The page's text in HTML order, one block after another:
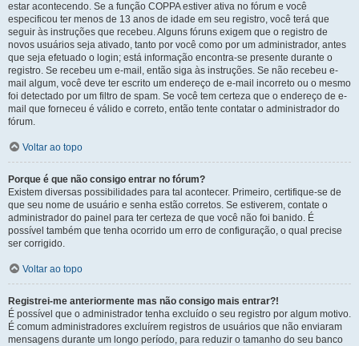
estar acontecendo. Se a função COPPA estiver ativa no fórum e você
especificou ter menos de 13 anos de idade em seu registro, você terá que
seguir às instruções que recebeu. Alguns fóruns exigem que o registro de
novos usuários seja ativado, tanto por você como por um administrador, antes
que seja efetuado o login; está informação encontra-se presente durante o
registro. Se recebeu um e-mail, então siga às instruções. Se não recebeu e-
mail algum, você deve ter escrito um endereço de e-mail incorreto ou o mesmo
foi detectado por um filtro de spam. Se você tem certeza que o endereço de e-
mail que forneceu é válido e correto, então tente contatar o administrador do
fórum.
Voltar ao topo
Porque é que não consigo entrar no fórum?
Existem diversas possibilidades para tal acontecer. Primeiro, certifique-se de
que seu nome de usuário e senha estão corretos. Se estiverem, contate o
administrador do painel para ter certeza de que você não foi banido. É
possível também que tenha ocorrido um erro de configuração, o qual precise
ser corrigido.
Voltar ao topo
Registrei-me anteriormente mas não consigo mais entrar?!
É possível que o administrador tenha excluído o seu registro por algum motivo.
É comum administradores excluírem registros de usuários que não enviaram
mensagens durante um longo período, para reduzir o tamanho do seu banco